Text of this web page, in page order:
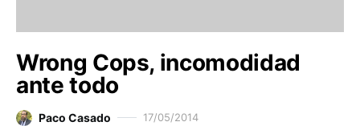
Wrong Cops, incomodidad
ante todo
Paco Casado 17/05/2014